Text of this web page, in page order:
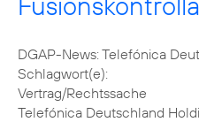
DGAP-News: Telefónica
Schlagwort(e):
Vertrag/Rechtssache
Telefónica Deutschland